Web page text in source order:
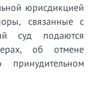
юрисдикцией
связанные с
суд подаются
об отмене